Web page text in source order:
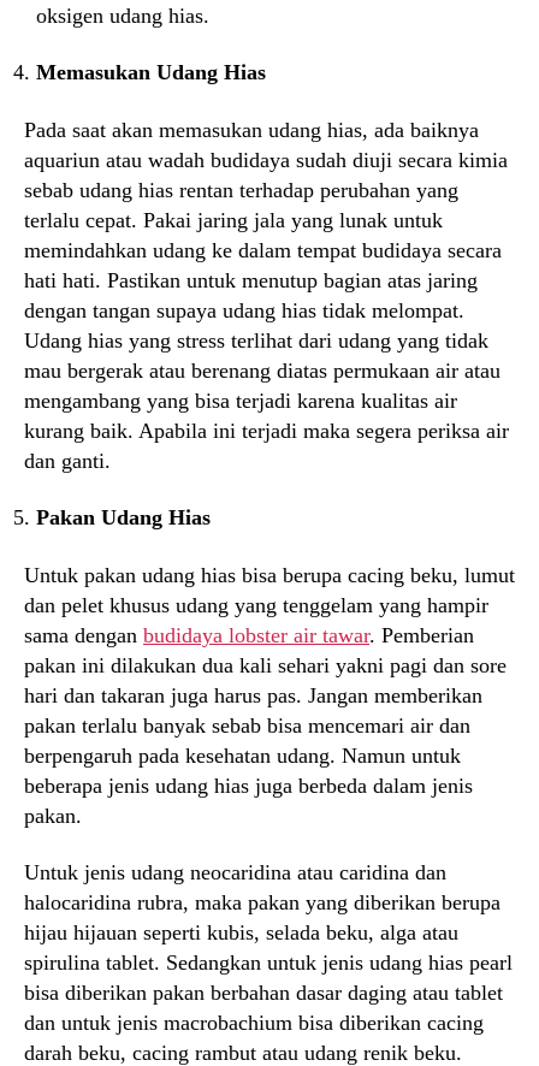
oksigen udang hias.
Memasukan Udang Hias
Pada saat akan memasukan udang hias, ada baiknya
aquariun atau wadah budidaya sudah diuji secara kimia
sebab udang hias rentan terhadap perubahan yang
terlalu cepat. Pakai jaring jala yang lunak untuk
memindahkan udang ke dalam tempat budidaya secara
hati hati. Pastikan untuk menutup bagian atas jaring
dengan tangan supaya udang hias tidak melompat.
Udang hias yang stress terlihat dari udang yang tidak
mau bergerak atau berenang diatas permukaan air atau
mengambang yang bisa terjadi karena kualitas air
kurang baik. Apabila ini terjadi maka segera periksa air
dan ganti.
Pakan Udang Hias
Untuk pakan udang hias bisa berupa cacing beku, lumut
dan pelet khusus udang yang tenggelam yang hampir
sama dengan budidaya lobster air tawar. Pemberian
pakan ini dilakukan dua kali sehari yakni pagi dan sore
hari dan takaran juga harus pas. Jangan memberikan
pakan terlalu banyak sebab bisa mencemari air dan
berpengaruh pada kesehatan udang. Namun untuk
beberapa jenis udang hias juga berbeda dalam jenis
pakan.
Untuk jenis udang neocaridina atau caridina dan
halocaridina rubra, maka pakan yang diberikan berupa
hijau hijauan seperti kubis, selada beku, alga atau
spirulina tablet. Sedangkan untuk jenis udang hias pearl
bisa diberikan pakan berbahan dasar daging atau tablet
dan untuk jenis macrobachium bisa diberikan cacing
darah beku, cacing rambut atau udang renik beku.